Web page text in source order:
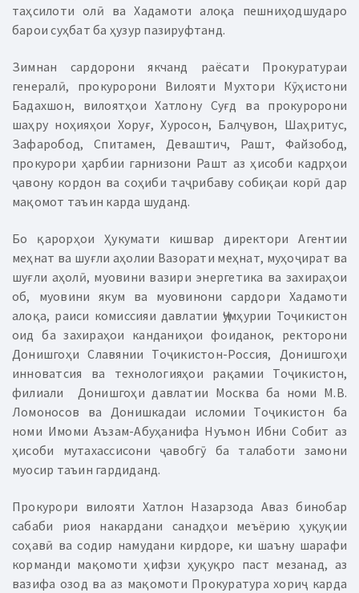
таҳсилоти олӣ ва Хадамоти алоқа пешниҳодшударо
барои суҳбат ба ҳузур пазируфтанд.
Зимнан сардорони якчанд раёсати Прокуратураи
генералӣ, прокуророни Вилояти Мухтори Кӯҳистони
Бадахшон, вилоятҳои Хатлону Суғд ва прокуророни
шаҳру ноҳияҳои Хоруғ, Хуросон, Балҷувон, Шаҳритус,
Зафаробод, Спитамен, Деваштич, Рашт, Файзобод,
прокурори ҳарбии гарнизони Рашт аз ҳисоби кадрҳои
ҷавону кордон ва соҳиби таҷрибаву собиқаи корӣ дар
мақомот таъин карда шуданд.
Бо қарорҳои Ҳукумати кишвар директори Агентии
меҳнат ва шуғли аҳолии Вазорати меҳнат, муҳоҷират ва
шуғли аҳолӣ, муовини вазири энергетика ва захираҳои
об, муовини якум ва муовинони сардори Хадамоти
алоқа, раиси комиссияи давлатии Ҷумҳурии Тоҷикистон
оид ба захираҳои канданиҳои фоиданок, ректорони
Донишгоҳи Славянии Тоҷикистон-Россия, Донишгоҳи
инноватсия ва технологияҳои рақамии Тоҷикистон,
филиали Донишгоҳи давлатии Москва ба номи М.В.
Ломоносов ва Донишкадаи исломии Тоҷикистон ба
номи Имоми Аъзам-Абуҳанифа Нуъмон Ибни Собит аз
ҳисоби мутахассисони ҷавобгӯ ба талаботи замони
муосир таъин гардиданд.
Прокурори вилояти Хатлон Назарзода Аваз бинобар
сабаби риоя накардани санадҳои меъёрию ҳуқуқии
соҳавӣ ва содир намудани кирдоре, ки шаъну шарафи
корманди мақомоти ҳифзи ҳуқуқро паст мезанад, аз
вазифа озод ва аз мақомоти Прокуратура хориҷ карда